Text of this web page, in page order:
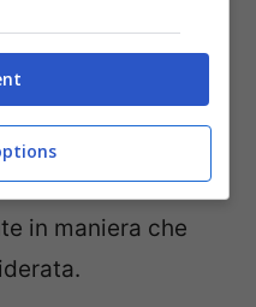
parte
dovràapplicare
effetto bagnato
le si dovrà
in maniera che